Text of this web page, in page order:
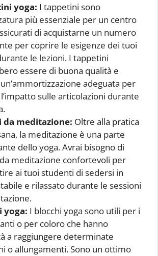
yoga: I tappetini sono
più essenziale per un centro
di acquistarne un numero
per coprire le esigenze dei tuoi
le lezioni. I tappetini
essere di buona qualità e
adeguata per
sulle articolazioni durante
da meditazione: Oltre alla pratica
la meditazione è una parte
dello yoga. Avrai bisogno di
meditazione confortevoli per
ai tuoi studenti di sedersi in
e rilassato durante le sessioni
yoga: I blocchi yoga sono utili per i
o per coloro che hanno
a raggiungere determinate
o allungamenti. Sono un ottimo